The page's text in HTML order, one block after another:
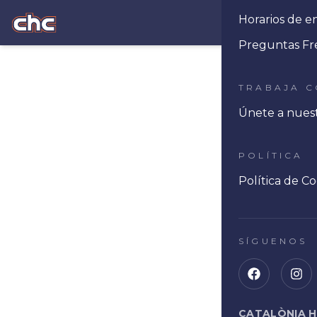
Horarios de
Preguntas
TRABAJA
Únete a
POLÍTICA
Política de
SÍGUENOS
CATALÒNIA